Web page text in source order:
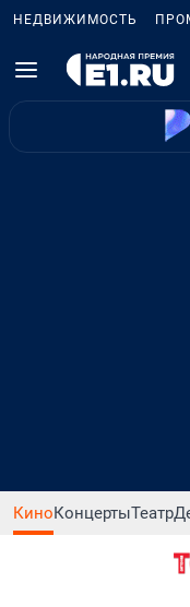
НЕДВИЖИМОСТЬ
КиноКонцертыТеатр